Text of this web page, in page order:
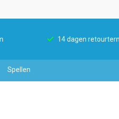
14 dagen
Spellen